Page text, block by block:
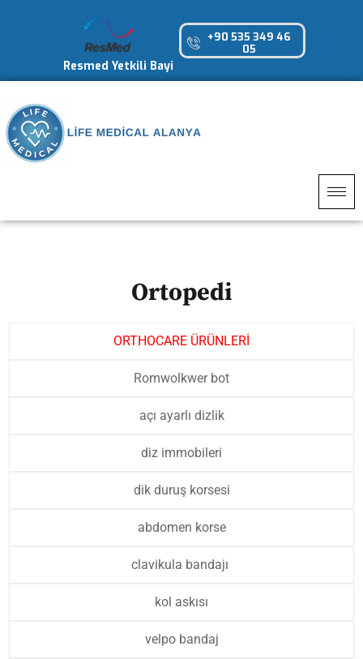
Resmed Yetkili Bayi
+90 535 349 46
05
Ortopedi
ORTHOCARE ÜRÜNLERİ
Romwolkwer bot
açı ayarlı dizlik
diz immobileri
dik duruş korsesi
abdomen korse
clavikula bandajı
kol askısı
velpo bandaj